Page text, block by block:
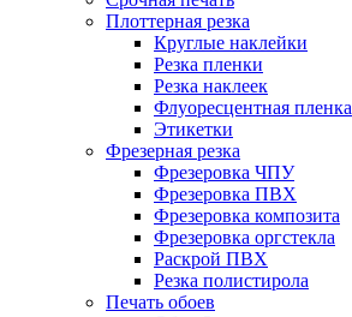
Плоттерная резка
Круглые наклейки
Резка пленки
Резка наклеек
Флуоресцентная пленка
Этикетки
Фрезерная резка
Фрезеровка ЧПУ
Фрезеровка ПВХ
Фрезеровка композита
Фрезеровка оргстекла
Раскрой ПВХ
Резка полистирола
Печать обоев